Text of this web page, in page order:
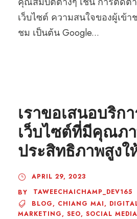
เว็บไซต์ ความสนใจของผู้เข้
ชม เป็นต้น Google...
เราขอเสนอบริก
เว็บไซต์ที่มีคุณภ
ประสิทธิภาพสูง
APRIL 29, 2023
BY
TAWEECHAICHAMP_DEV165
BLOG, CHIANG MAI,
MARKETING, SEO, SOCIAL MEDIA